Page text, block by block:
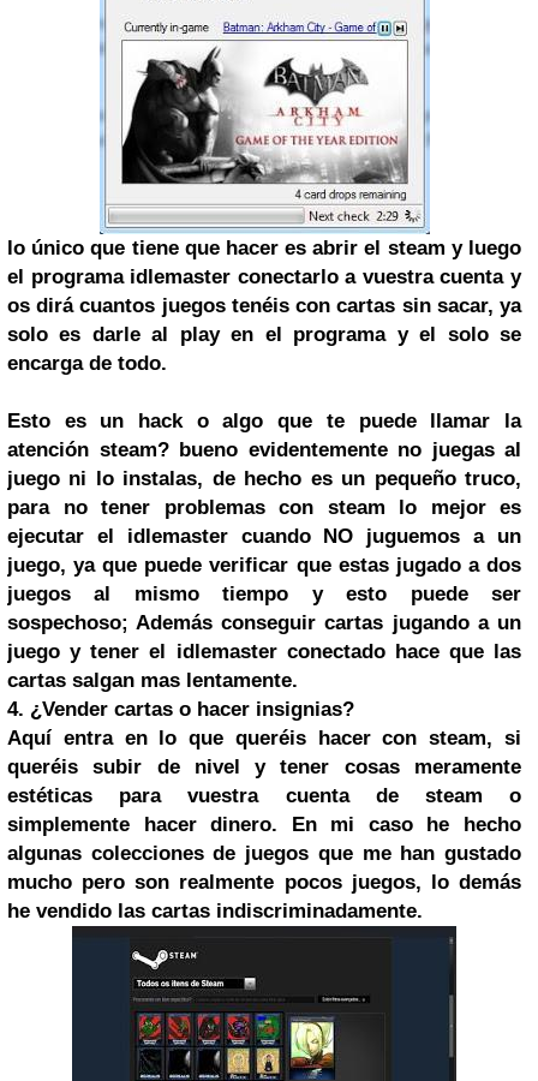
lo único que tiene que hacer es abrir el steam y luego
el programa idlemaster conectarlo a vuestra cuenta y
os dirá cuantos juegos tenéis con cartas sin sacar, ya
solo es darle al play en el programa y el solo se
encarga de todo.
Esto es un hack o algo que te puede llamar la
atención steam? bueno evidentemente no juegas al
juego ni lo instalas, de hecho es un pequeño truco,
para no tener problemas con steam lo mejor es
ejecutar el idlemaster cuando NO juguemos a un
juego, ya que puede verificar que estas jugado a dos
juegos al mismo tiempo y esto puede ser
sospechoso; Además conseguir cartas jugando a un
juego y tener el idlemaster conectado hace que las
cartas salgan mas lentamente.
4. ¿Vender cartas o hacer insignias?
Aquí entra en lo que queréis hacer con steam, si
queréis subir de nivel y tener cosas meramente
estéticas para vuestra cuenta de steam o
simplemente hacer dinero. En mi caso he hecho
algunas colecciones de juegos que me han gustado
mucho pero son realmente pocos juegos, lo demás
he vendido las cartas indiscriminadamente.